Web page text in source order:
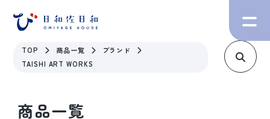
TOP 商品一覧
ブランド
TAISHI ART WORKS
商品一覧